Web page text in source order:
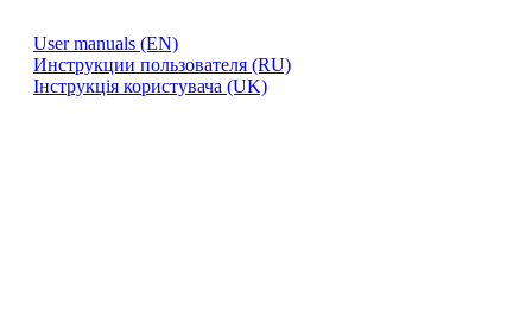
User manuals (EN)
Инструкции пользователя (RU)
Інструкція користувача (UK)